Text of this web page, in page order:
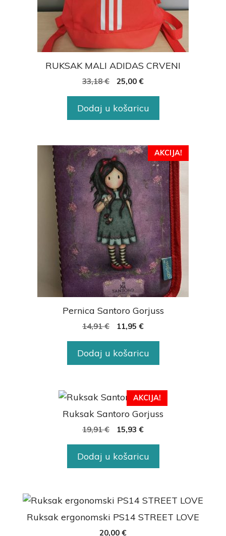
RUKSAK MALI ADIDAS CRVENI
33,18€ 25,00 €
Dodaj u košaricu
AKCIJA!
Pernica Santoro Gorjuss
14,91€ 11,95 €
Dodaj u košaricu
AKCIJA!
Ruksak Santoro Gorjuss
19,91€ 15,93 €
Dodaj u košaricu
Ruksak ergonomski PS14 STREET LOVE
20,00 €